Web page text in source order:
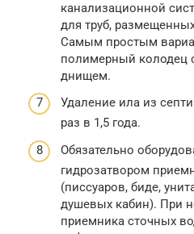
канализационной
для труб,
Самым простым
полимерный колодец
днищем.
Удаление ила из
раз в 1,5 года.
Обязательно
гидрозатвором
(писсуаров, биде,
душевых кабин). При
приемника сточных